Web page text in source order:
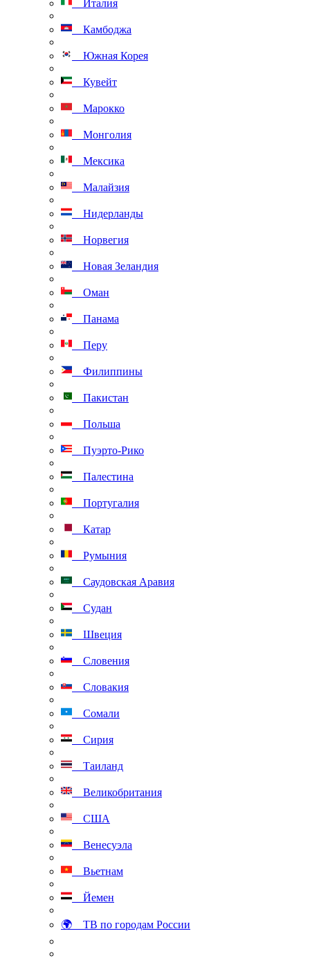
Италия
Камбоджа
Южная Корея
Кувейт
Марокко
Монголия
Мексика
Малайзия
Нидерланды
Норвегия
Новая Зеландия
Оман
Панама
Перу
Филиппины
Пакистан
Польша
Пуэрто-Рико
Палестина
Португалия
Катар
Румыния
Саудовская Аравия
Судан
Швеция
Словения
Словакия
Сомали
Сирия
Таиланд
Великобритания
США
Венесуэла
Вьетнам
Йемен
🌍 ТВ по городам России